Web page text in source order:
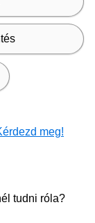
meg!
tudni róla?